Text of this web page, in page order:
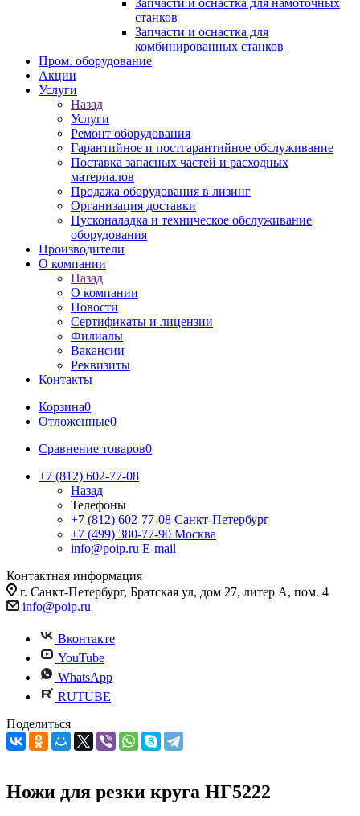
Запчасти и оснастка для намоточных
станков
Запчасти и оснастка для
комбинированных станков
Пром. оборудование
Акции
Услуги
Назад
Услуги
Ремонт оборудования
Гарантийное и постгарантийное обслуживание
Поставка запасных частей и расходных
материалов
Продажа оборудования в лизинг
Организация доставки
Пусконаладка и техническое обслуживание
оборудования
Производители
О компании
Назад
О компании
Новости
Сертификаты и лицензии
Филиалы
Вакансии
Реквизиты
Контакты
Корзина0
Отложенные0
Сравнение товаров0
+7 (812) 602-77-08
Назад
Телефоны
+7 (812) 602-77-08 Санкт-Петербург
+7 (499) 380-77-90 Москва
info@poip.ru E-mail
Контактная информация
г. Санкт-Петербург, Братская ул, дом 27, литер А, пом. 4
info@poip.ru
Вконтакте
YouTube
WhatsApp
RUTUBE
Поделиться
Ножи для резки круга НГ5222